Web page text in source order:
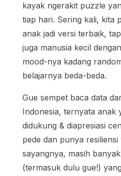
kayak ngerakit puzzle
tiap hari. Sering kali, kita
anak jadi versi terbaik,
juga manusia kecil
mood-nya kadang
belajarnya beda-beda.
Gue sempet baca data
Indonesia, ternyata anak
didukung & diapresiasi
pede dan punya
sayangnya, masih
(termasuk dulu gue!)